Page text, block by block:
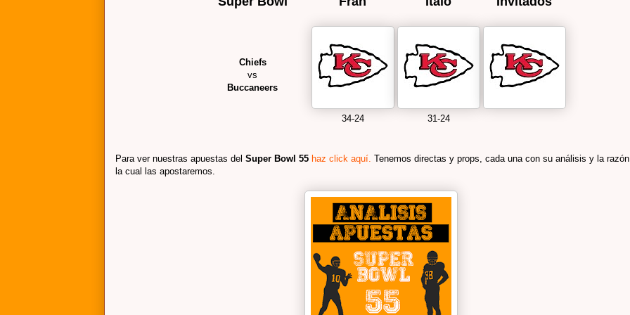
Chiefs
vs
Buccaneers
34-24 31-24
Para ver nuestras apuestas del Super Bowl 55 haz click aquí. Tenemos directas y props, cada una con su análisis y la
la cual las apostaremos.